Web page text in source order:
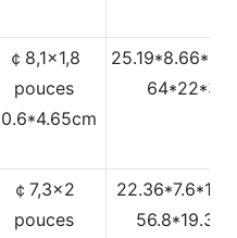
￠8,1x1,8
pouces
￠7,3x2
pouces